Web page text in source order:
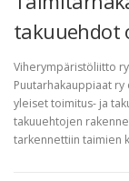
takuuehdot
Viherympäristöliitto
Puutarhakauppiaat
yleiset toimitus- ja
takuuehtojen
tarkennettiin taimien